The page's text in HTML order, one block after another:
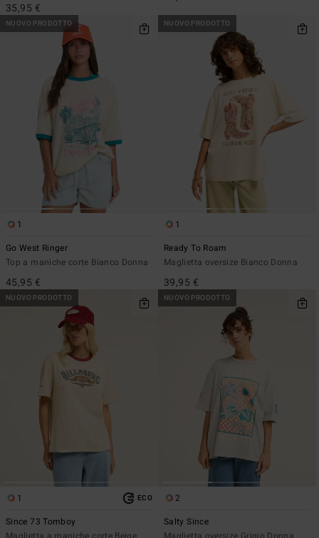
35,95 €
NUOVO PRODOTTO
1
Go West Ringer
Top a maniche corte Bianco Donna
45,95 €
NUOVO PRODOTTO
1
Ready To Roam
Maglietta oversize Bianco Donna
39,95 €
NUOVO PRODOTTO
1 ECO
Since 73 Tomboy
NUOVO PRODOTTO
2
Salty Since